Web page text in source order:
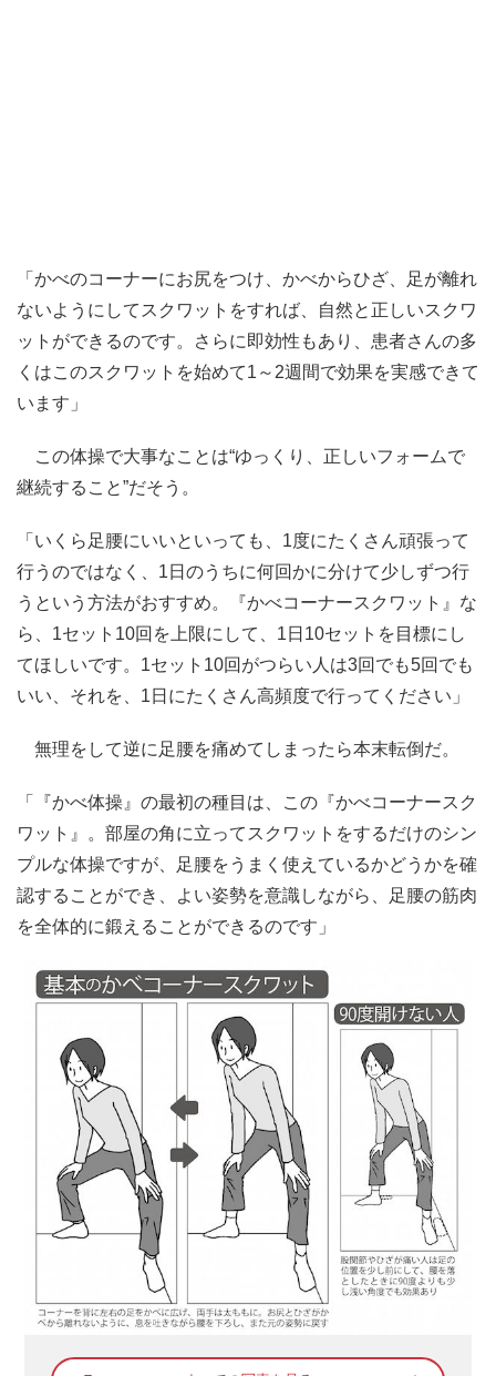
「かべのコーナーにお尻をつけ、かべからひざ、足が離れ
ないようにしてスクワットをすれば、自然と正しいスクワ
ットができるのです。さらに即効性もあり、患者さんの多
くはこのスクワットを始めて1～2週間で効果を実感できて
います」
この体操で大事なことは“ゆっくり、正しいフォームで
継続すること”だそう。
「いくら足腰にいいといっても、1度にたくさん頑張って
行うのではなく、1日のうちに何回かに分けて少しずつ行
うという方法がおすすめ。『かべコーナースクワット』な
ら、1セット10回を上限にして、1日10セットを目標にし
てほしいです。1セット10回がつらい人は3回でも5回でも
いい、それを、1日にたくさん高頻度で行ってください」
無理をして逆に足腰を痛めてしまったら本末転倒だ。
「『かべ体操』の最初の種目は、この『かべコーナースク
ワット』。部屋の角に立ってスクワットをするだけのシン
プルな体操ですが、足腰をうまく使えているかどうかを確
認することができ、よい姿勢を意識しながら、足腰の筋肉
を全体的に鍛えることができるのです」